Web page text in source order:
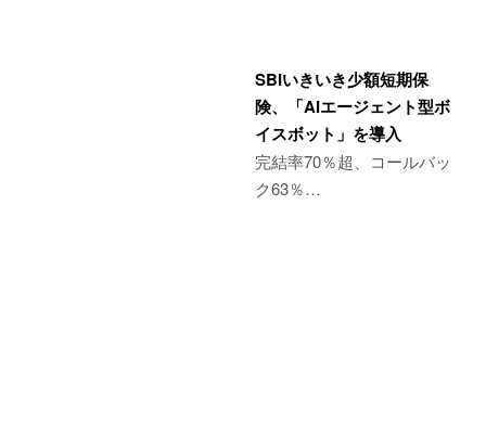
SBIいきいき少額短期保
険、「AIエージェント型ボ
イスボット」を導入
完結率70％超、コールバッ
ク63％…